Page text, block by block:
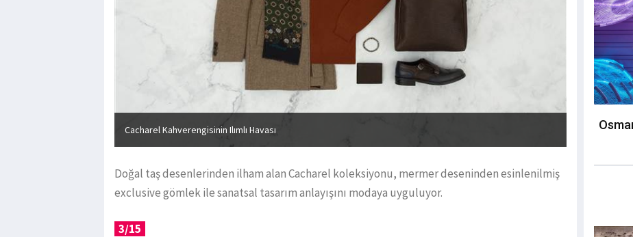
Cacharel Kahverengisinin Ilımlı Havası
Doğal taş desenlerinden ilham alan Cacharel koleksiyonu, mermer deseninden esinlenilmiş
exclusive gömlek ile sanatsal tasarım anlayışını modaya uyguluyor.
3/15